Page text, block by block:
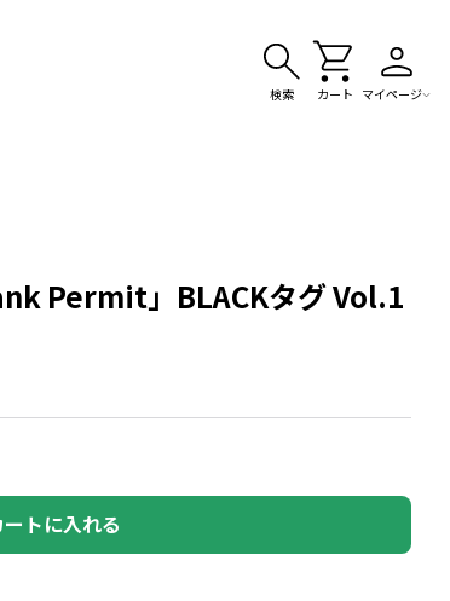
検索 カート マイページ
Permit」BLACKタグ Vol.1
ートに入れる